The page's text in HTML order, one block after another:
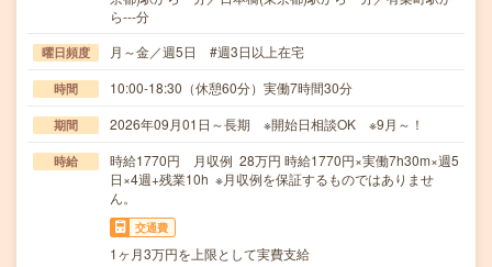
ら---分
曜日頻度 月～金／週5日 #週3日以上在宅
時間 10:00-18:30（休憩60分）実働7時間30分
期間 2026年09月01日～長期 ※開始日相談OK ※9月～！
時給
時給1770円 月収例 28万円 時給1770円×実働7h30m×週5
日×4週+残業10h ※月収例を保証するものではありませ
ん。
交通費
1ヶ月3万円を上限として実費支給